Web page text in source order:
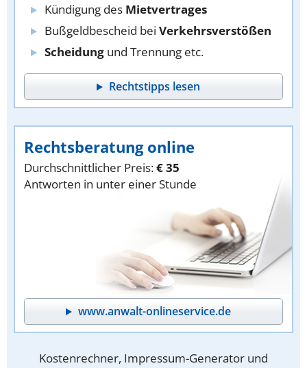
Kündigung des Mietvertrages
Bußgeldbescheid bei Verkehrsverstößen
Scheidung und Trennung etc.
Rechtstipps lesen
Rechtsberatung online
Durchschnittlicher Preis:€ 35
Antworten in unter einer Stunde
www.anwalt-onlineservice.de
Kostenrechner, Impressum-Generator und